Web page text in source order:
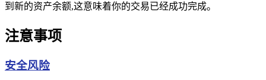
到新的资产余额,这意味着你的交易已经成功完成。
注意事项
安全风险